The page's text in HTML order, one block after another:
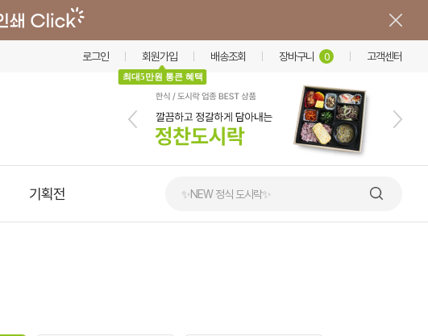
로그인 회원가입
최대5만원 통큰 혜택
배송조회 장바구니 0 고객센터
기획전 ✨NEW 정식 도시락✨